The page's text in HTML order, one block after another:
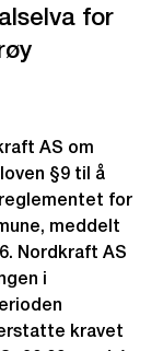
for
AS om
§9 til å
for
meddelt
Nordkraft AS
i
kravet